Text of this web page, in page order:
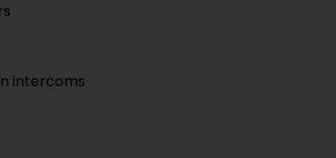
intercoms